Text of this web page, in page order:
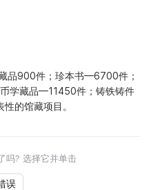
品900件；珍本书—6700件；
学藏品—11450件；铸铁铸件
的馆藏项目。
吗? 选择它并单击
误